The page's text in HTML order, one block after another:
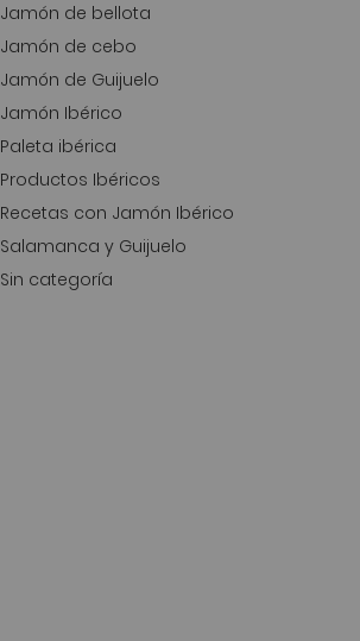
Jamón de bellota
Jamón de cebo
Jamón de Guijuelo
Jamón Ibérico
Paleta ibérica
Productos Ibéricos
Recetas con Jamón Ibérico
Salamanca y Guijuelo
Sin categoría